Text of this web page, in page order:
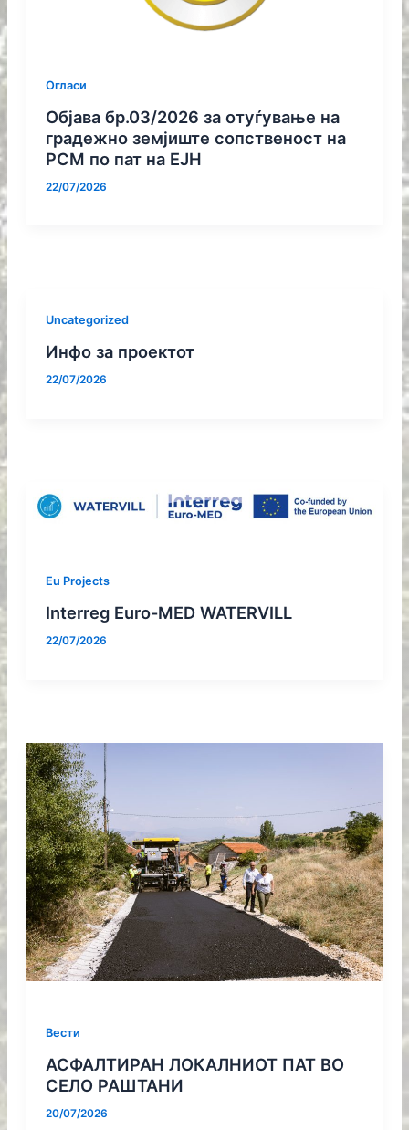
Огласи
Објава бр.03/2026 за oтуѓување на
градежно земјиште сопственост на
РСМ по пат на ЕЈН
22/07/2026
Uncategorized
Инфо за проектот
22/07/2026
Eu Projects
Interreg Euro-MED WATERVILL
22/07/2026
Вести
АСФАЛТИРАН ЛОКАЛНИОТ ПАТ ВО
СЕЛО РАШТАНИ
20/07/2026